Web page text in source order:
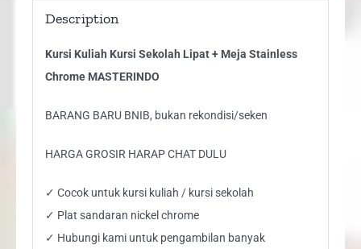
Description
Kursi Kuliah Kursi Sekolah Lipat + Meja Stainless
Chrome MASTERINDO
BARANG BARU BNIB, bukan rekondisi/seken
HARGA GROSIR HARAP CHAT DULU
✓ Cocok untuk kursi kuliah / kursi sekolah
✓ Plat sandaran nickel chrome
✓ Hubungi kami untuk pengambilan banyak